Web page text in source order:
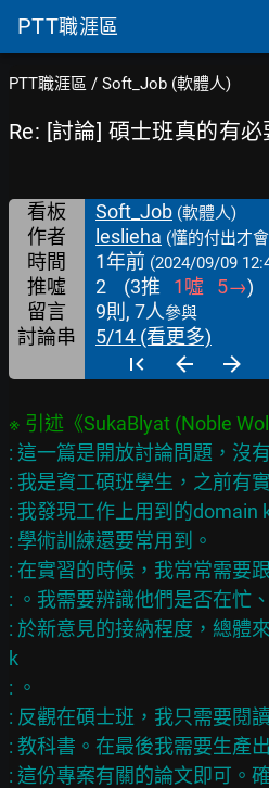
PTT職涯區
PTT職涯區 / Soft_Job (軟體人)
Re: [討論] 碩士班真的有必
看板 Soft_Job (軟體人)
作者 leslieha (懂的付出才
時間 1年前 (2024/09/09
推噓 2 (3推 1噓 5→)
留言
9則, 7人參與
討論串 5/14 (看更多)
: 這一篇是開放討論問題，沒
: 我是資工碩班學生，之前有
: 我發現工作上用到的domain
: 學術訓練還要常用到。
: 在實習的時候，我常常需要
: 。我需要辨識他們是否在忙
: 於新意見的接納程度，總體
k
: 。
: 反觀在碩士班，我只需要閱
: 教科書。在最後我需要生產
: 這份專案有關的論文即可。